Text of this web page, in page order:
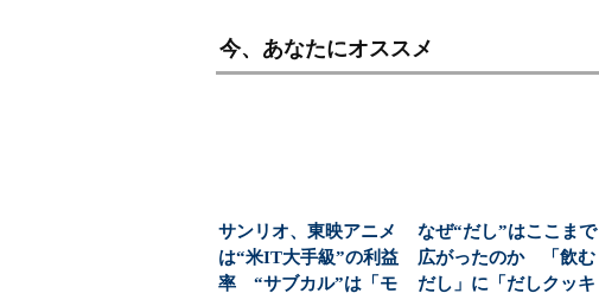
今、あなたにオススメ
サンリオ、東映アニメ
は“米IT大手級”の利益
率 “サブカル”は「モ
なぜ“だし”はここまで
広がったのか 「飲む
だし」に「だしクッキ